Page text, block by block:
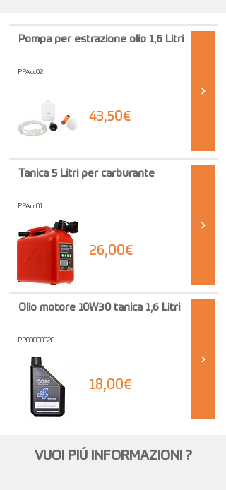
Pompa per estrazione olio 1,6 Litri
PPAcc02
43,50€
Tanica 5 Litri per carburante
PPAcc01
26,00€
Olio motore 10W30 tanica 1,6 Litri
PP00000020
18,00€
VUOI PIÚ INFORMAZIONI ?